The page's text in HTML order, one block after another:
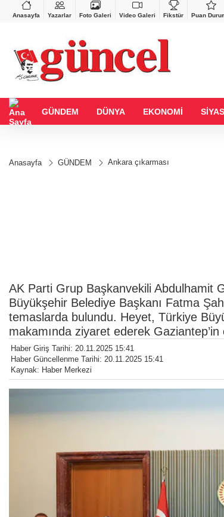
Anasayfa Yazarlar Foto Galeri Video Galeri Fikstür Puan
BGN
28,0626
%0,37
VND
0,0018
%0,15
GÜNDEM DÜNYA EKONOMİ
Anasayfa GÜNDEM Ankara çıkarması
AK Parti Grup Başkanvekili Abdulhamit
Büyükşehir Belediye Başkanı Fatma
temaslarda bulundu. Heyet, Türkiye
makamında ziyaret ederek
Haber Giriş Tarihi: 20.11.2025 15:41
Haber Güncellenme Tarihi: 20.11.2025 15:41
Kaynak: Haber Merkezi